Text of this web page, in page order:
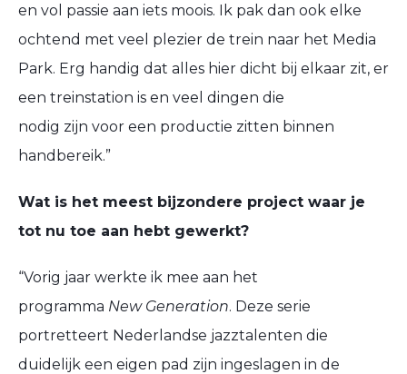
en vol passie aan iets moois. Ik pak dan ook elke
ochtend met veel plezier de trein naar het Media
Park. Erg handig dat alles hier dicht bij elkaar zit, er
een treinstation is en veel dingen die
nodig zijn voor een productie zitten binnen
handbereik.”
Wat is het meest bijzondere project waar je
tot nu toe aan hebt gewerkt?
“Vorig jaar werkte ik mee aan het
programma New Generation. Deze serie
portretteert Nederlandse jazztalenten die
duidelijk een eigen pad zijn ingeslagen in de